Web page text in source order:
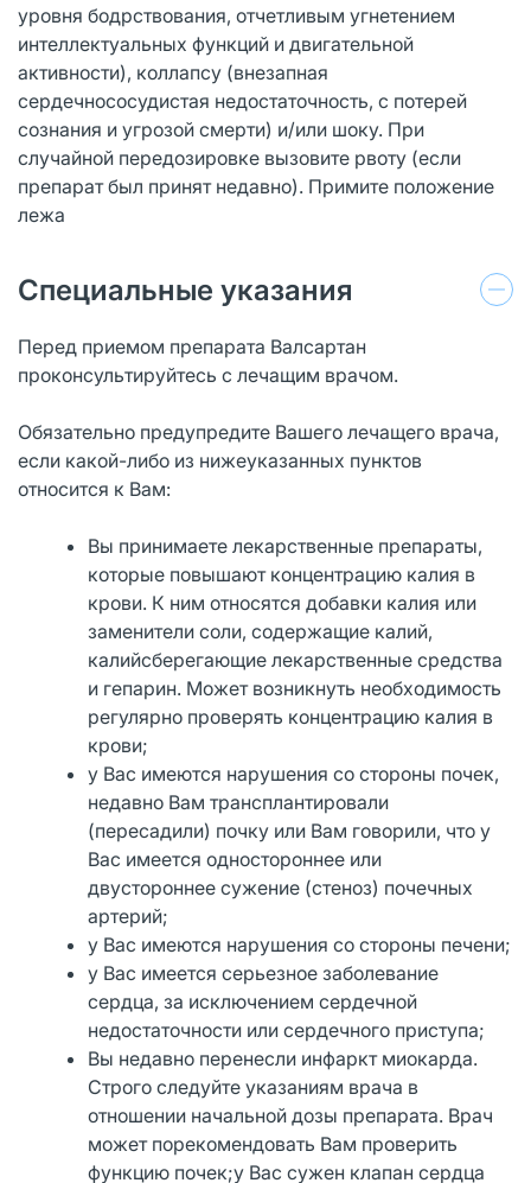
уровня бодрствования, отчетливым угнетением
интеллектуальных функций и двигательной
активности), коллапсу (внезапная
сердечнососудистая недостаточность, с потерей
сознания и угрозой смерти) и/или шоку. При
случайной передозировке вызовите рвоту (если
препарат был принят недавно). Примите положение
лежа
Специальные указания
Перед приемом препарата Валсартан
проконсультируйтесь с лечащим врачом.
Обязательно предупредите Вашего лечащего врача,
если какой-либо из нижеуказанных пунктов
относится к Вам:
Вы принимаете лекарственные препараты,
которые повышают концентрацию калия в
крови. К ним относятся добавки калия или
заменители соли, содержащие калий,
калийсберегающие лекарственные средства
и гепарин. Может возникнуть необходимость
регулярно проверять концентрацию калия в
крови;
у Вас имеются нарушения со стороны почек,
недавно Вам трансплантировали
(пересадили) почку или Вам говорили, что у
Вас имеется одностороннее или
двустороннее сужение (стеноз) почечных
артерий;
у Вас имеются нарушения со стороны печени;
у Вас имеется серьезное заболевание
сердца, за исключением сердечной
недостаточности или сердечного приступа;
Вы недавно перенесли инфаркт миокарда.
Строго следуйте указаниям врача в
отношении начальной дозы препарата. Врач
может порекомендовать Вам проверить
функцию почек;у Вас сужен клапан сердца